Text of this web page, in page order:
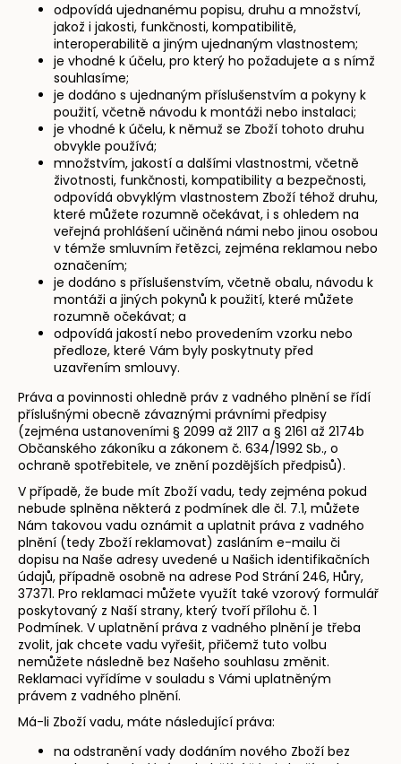
odpovídá ujednanému popisu, druhu a množství,
jakož i jakosti, funkčnosti, kompatibilitě,
interoperabilitě a jiným ujednaným vlastnostem;
je vhodné k účelu, pro který ho požadujete a s nímž
souhlasíme;
je dodáno s ujednaným příslušenstvím a pokyny k
použití, včetně návodu k montáži nebo instalaci;
je vhodné k účelu, k němuž se Zboží tohoto druhu
obvykle používá;
množstvím, jakostí a dalšími vlastnostmi, včetně
životnosti, funkčnosti, kompatibility a bezpečnosti,
odpovídá obvyklým vlastnostem Zboží téhož druhu,
které můžete rozumně očekávat, i s ohledem na
veřejná prohlášení učiněná námi nebo jinou osobou
v témže smluvním řetězci, zejména reklamou nebo
označením;
je dodáno s příslušenstvím, včetně obalu, návodu k
montáži a jiných pokynů k použití, které můžete
rozumně očekávat; a
odpovídá jakostí nebo provedením vzorku nebo
předloze, které Vám byly poskytnuty před
uzavřením smlouvy.
Práva a povinnosti ohledně práv z vadného plnění se řídí
příslušnými obecně závaznými právními předpisy
(zejména ustanoveními § 2099 až 2117 a § 2161 až 2174b
Občanského zákoníku a zákonem č. 634/1992 Sb., o
ochraně spotřebitele, ve znění pozdějších předpisů).
V případě, že bude mít Zboží vadu, tedy zejména pokud
nebude splněna některá z podmínek dle čl. 7.1, můžete
Nám takovou vadu oznámit a uplatnit práva z vadného
plnění (tedy Zboží reklamovat) zasláním e-mailu či
dopisu na Naše adresy uvedené u Našich identifikačních
údajů, případně osobně na adrese Pod Strání 246, Hůry,
37371. Pro reklamaci můžete využít také vzorový formulář
poskytovaný z Naší strany, který tvoří přílohu č. 1
Podmínek. V uplatnění práva z vadného plnění je třeba
zvolit, jak chcete vadu vyřešit, přičemž tuto volbu
nemůžete následně bez Našeho souhlasu změnit.
Reklamaci vyřídíme v souladu s Vámi uplatněným
právem z vadného plnění.
Má-li Zboží vadu, máte následující práva:
na odstranění vady dodáním nového Zboží bez